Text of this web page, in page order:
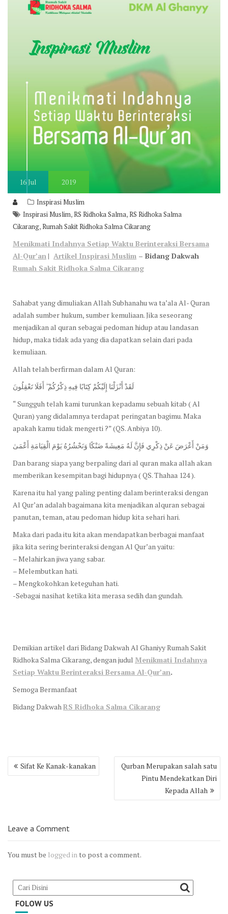
16Jul 2019
Inspirasi Muslim
Inspirasi Muslim,RS Ridhoka Salma,RS Ridhoka Salma
Cikarang,Rumah Sakit Ridhoka Salma Cikarang
Menikmati Indahnya Setiap Waktu Berinteraksi Bersama
Al-Qur’an | Artikel Inspirasi Muslim – Bidang Dakwah
Rumah Sakit Ridhoka Salma Cikarang
Sahabat yang dimuliakan Allah Subhanahu wa ta’ala Al- Quran
adalah sumber hukum, sumber kemuliaan. Jika seseorang
menjadikan al quran sebagai pedoman hidup atau landasan
hidup, maka tidak ada yang dia dapatkan selain dari pada
kemuliaan.
Allah telah berfirman dalam Al Quran:
لَقَدْ أَنْزَلْنَا إِلَيْكُمْ كِتَابًا فِيهِ ذِكْرُكُمْ ۖ أَفَلَا تَعْقِلُونَ
“ Sungguh telah kami turunkan kepadamu sebuah kitab ( Al
Quran) yang didalamnya terdapat peringatan bagimu. Maka
apakah kamu tidak mengerti ?” (QS. Anbiya 10).
وَمَنْ أَعْرَضَ عَنْ ذِكْرِي فَإِنَّ لَهُ مَعِيشَةً ضَنْكًا وَنَحْشُرُهُ يَوْمَ الْقِيَامَةِ أَعْمَىٰ
Dan barang siapa yang berpaling dari al quran maka allah akan
memberikan kesempitan bagi hidupnya ( QS. Thahaa 124 ).
Karena itu hal yang paling penting dalam berinteraksi dengan
Al Qur’an adalah bagaimana kita menjadikan alquran sebagai
panutan, teman, atau pedoman hidup kita sehari hari.
Maka dari pada itu kita akan mendapatkan berbagai manfaat
jika kita sering berinteraksi dengan Al Qur’an yaitu:
– Melahirkan jiwa yang sabar.
– Melembutkan hati.
– Mengkokohkan keteguhan hati.
-Sebagai nasihat ketika kita merasa sedih dan gundah.
Demikian artikel dari Bidang Dakwah Al Ghaniyy Rumah Sakit
Ridhoka Salma Cikarang, dengan judul Menikmati Indahnya
Setiap Waktu Berinteraksi Bersama Al-Qur’an.
Semoga Bermanfaat
Bidang Dakwah RS Ridhoka Salma Cikarang
Post
navigation
Sifat Ke Kanak-kanakan
Qurban Merupakan salah satu
Pintu Mendekatkan Diri
Kepada Allah
Leave a Comment
You must be logged in to post a comment.
FOLOW US